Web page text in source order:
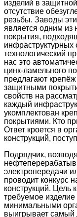
изделий в
отсутствие
резьбы. Заводы
является одним из
покрытия,
инфраструктурных
технологический
нас это
цинк-ламельного
предлагают
защитными
свойств на
каждый
укомплектован
покрытиями. Кто
Ответ кроется в
конструкций,
Подрядчик,
электропередачи
проводит конкурс
конструкций. Цель
требуемое
минимальными
выигрывает самый